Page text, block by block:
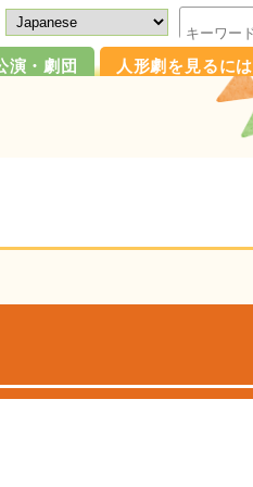
演・劇団 人形劇を見るには